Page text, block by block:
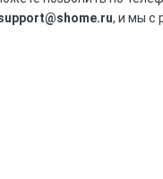
, и мы с